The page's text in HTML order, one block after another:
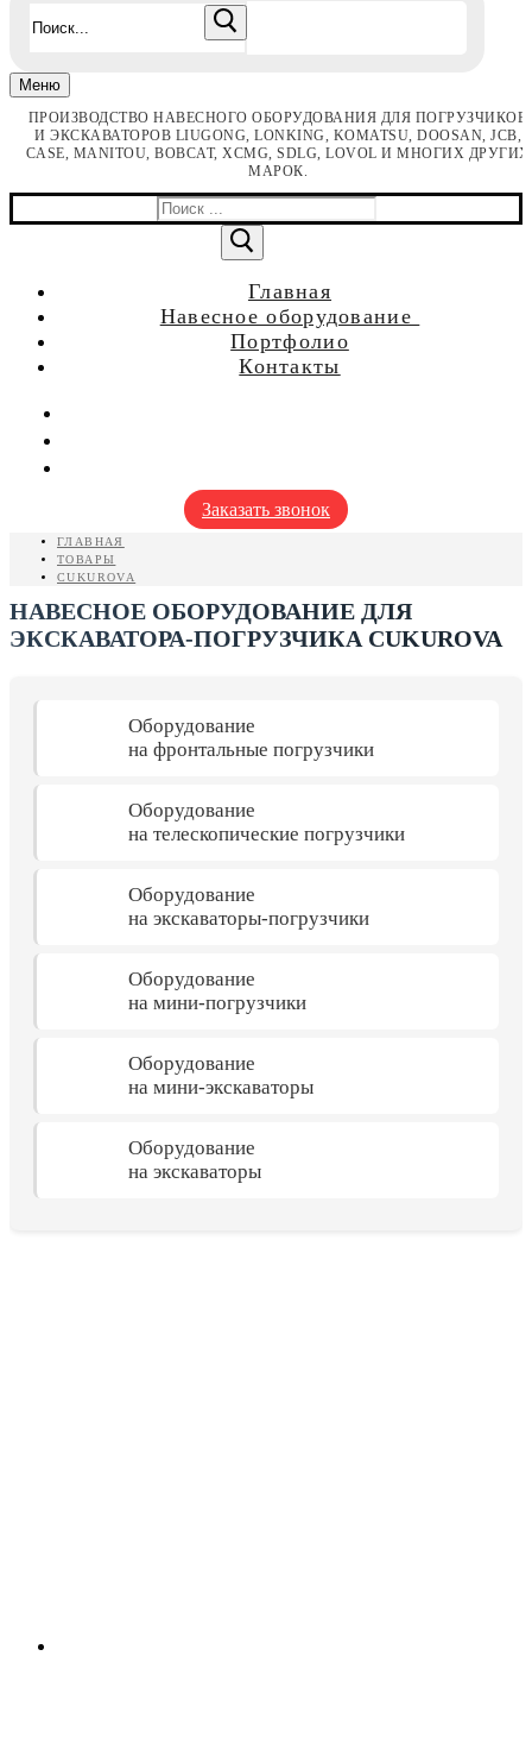
Меню
ПРОИЗВОДСТВО НАВЕСНОГО ОБОРУДОВАНИЯ ДЛЯ ПОГРУЗЧИКОВ
И ЭКСКАВАТОРОВ LIUGONG, LONKING, KOMATSU, DOOSAN, JCB,
CASE, MANITOU, BOBCAT, XCMG, SDLG, LOVOL И МНОГИХ ДРУГИХ
МАРОК.
Найти:
Главная
Навесное оборудование
для мини погрузчиков
для мини экскаваторов
для фронтальных погрузчиков
Портфолио
Контакты
Заказать звонок
ГЛАВНАЯ
ТОВАРЫ
CUKUROVA
НАВЕСНОЕ ОБОРУДОВАНИЕ ДЛЯ
ЭКСКАВАТОРА-ПОГРУЗЧИКА CUKUROVA
Оборудование
на фронтальные погрузчики
Оборудование
на телескопические погрузчики
Оборудование
на экскаваторы-погрузчики
Оборудование
на мини-погрузчики
Оборудование
на мини-экскаваторы
Оборудование
на экскаваторы